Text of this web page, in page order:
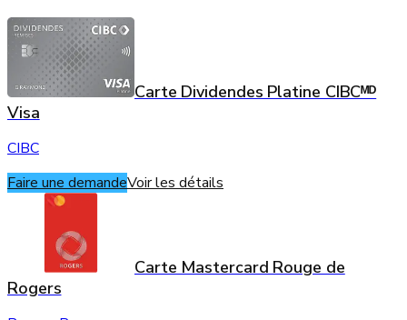
Carte Dividendes Platine CIBCᴹᴰ
Visa
CIBC
Faire une demandeVoir les détails
Carte Mastercard Rouge de
Rogers